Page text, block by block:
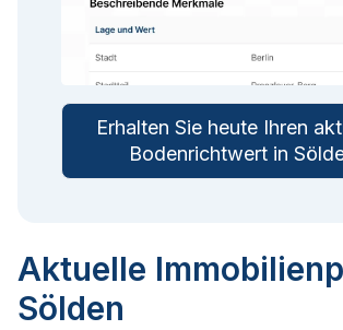
Erhalten Sie heute Ihren
Bodenrichtwert in
Aktuelle
Sölden